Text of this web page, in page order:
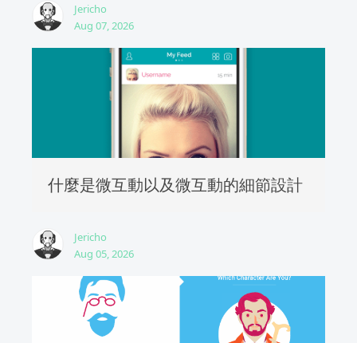
Jericho
Aug 07, 2026
什麼是微互動以及微互動的細節設計
Jericho
Aug 05, 2026